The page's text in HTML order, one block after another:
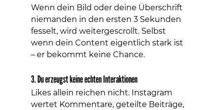
Wenn dein Bild oder deine Überschrift
niemanden in den ersten 3 Sekunden
fesselt, wird weitergescrollt. Selbst
wenn dein Content eigentlich stark ist
– er bekommt keine Chance.
3. Du erzeugst keine echten Interaktionen
Likes allein reichen nicht. Instagram
wertet Kommentare, geteilte Beiträge,